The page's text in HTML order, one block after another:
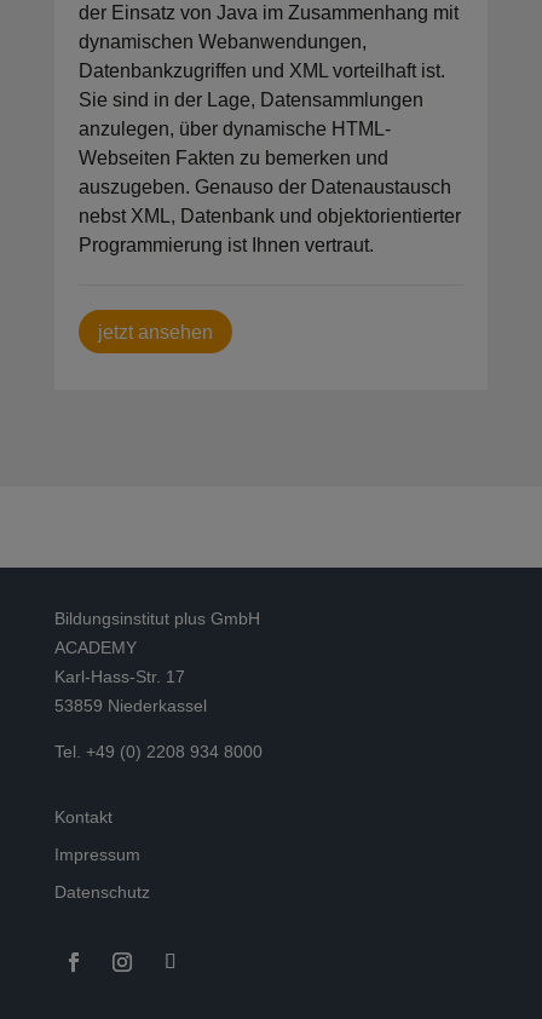
der Einsatz von Java im Zusammenhang mit
dynamischen Webanwendungen,
Datenbankzugriffen und XML vorteilhaft ist.
Sie sind in der Lage, Datensammlungen
anzulegen, über dynamische HTML-
Webseiten Fakten zu bemerken und
auszugeben. Genauso der Datenaustausch
nebst XML, Datenbank und objektorientierter
Programmierung ist Ihnen vertraut.
jetzt ansehen
Bildungsinstitut plus GmbH
ACADEMY
Karl-Hass-Str. 17
53859 Niederkassel
Tel. +49 (0) 2208 934 8000
Kontakt
Impressum
Datenschutz